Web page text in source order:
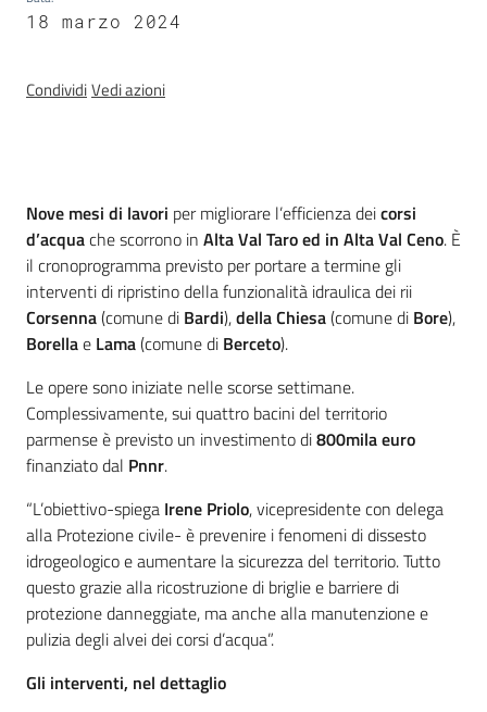
Argomenti
Novità
Servizi
Leggi Atti Bandi
Piani Programmi
Progetti
18 marzo 2024
CondividiVedi azioni
Introduzione
Nove mesi di lavori per migliorare l’efficienza deicorsi
d’acquache scorrono in Alta Val Taro ed in Alta Val Ceno. È
il cronoprogramma previsto per portare a termine gli
interventi di ripristino della funzionalità idraulica dei rii
Corsenna(comune di Bardi),della Chiesa(comune di Bore),
Borellae Lama(comune di Berceto).
Le opere sono iniziate nelle scorse settimane.
Complessivamente, sui quattro bacini del territorio
parmense è previsto un investimento di800mila euro
finanziato dal Pnnr.
“L’obiettivo-spiega Irene Priolo, vicepresidente con delega
alla Protezione civile- è prevenire i fenomeni di dissesto
idrogeologico e aumentare la sicurezza del territorio. Tutto
questo grazie alla ricostruzione di briglie e barriere di
protezione danneggiate, ma anche alla manutenzione e
pulizia degli alvei dei corsi d’acqua”.
Gli interventi, nel dettaglio